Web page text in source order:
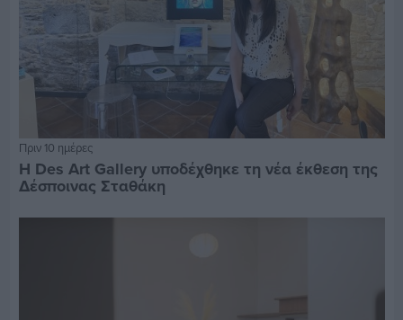
Πριν 10 ημέρες
Η Des Art Gallery υποδέχθηκε τη νέα έκθεση της
Δέσποινας Σταθάκη